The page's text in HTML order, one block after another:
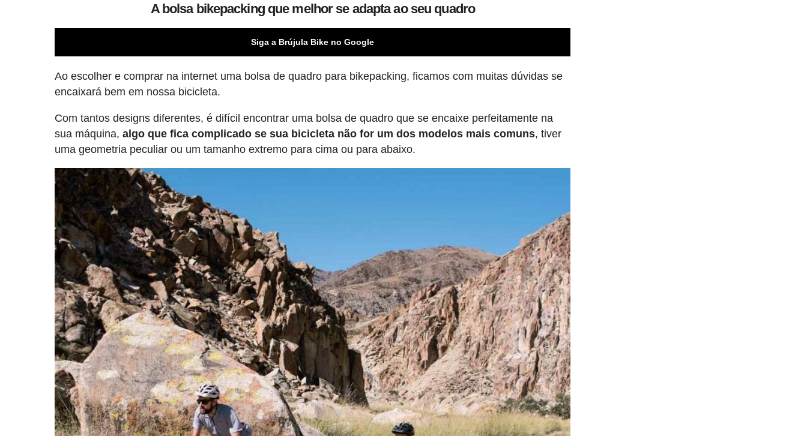
A bolsa bikepacking que melhor se adapta ao seu quadro
Siga a Brújula Bike no Google
Ao escolher e comprar na internet uma bolsa de quadro para bikepacking, ficamos com muitas dúvidas se
encaixará bem em nossa bicicleta.
Com tantos designs diferentes, é difícil encontrar uma bolsa de quadro que se encaixe perfeitamente na
sua máquina,algo que fica complicado se sua bicicleta não for um dos modelos mais comuns, tiver
uma geometria peculiar ou um tamanho extremo para cima ou para abaixo.